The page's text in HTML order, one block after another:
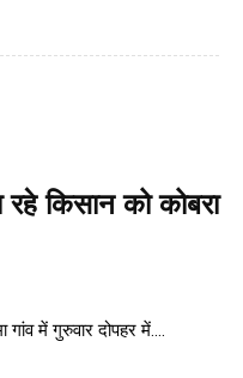
किसान को कोबरा
में गुरुवार दोपहर में....